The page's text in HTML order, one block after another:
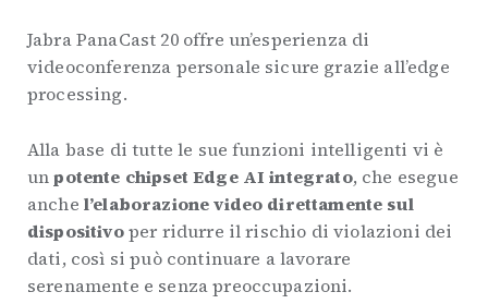
Jabra PanaCast 20 offre un’esperienza di
videoconferenza personale sicure grazie all’edge
processing.
Alla base di tutte le sue funzioni intelligenti vi è
unpotente chipset Edge AI integrato, che esegue
anche l’elaborazione video direttamente sul
dispositivoper ridurre il rischio di violazioni dei
dati, così si può continuare a lavorare
serenamente e senza preoccupazioni.